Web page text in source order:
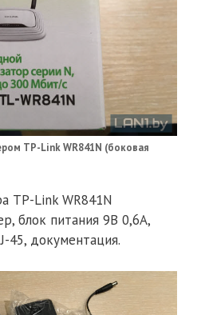
TP-Link WR841N (боковая
TP-Link WR841N
блок питания 9В 0,6A,
45, документация.